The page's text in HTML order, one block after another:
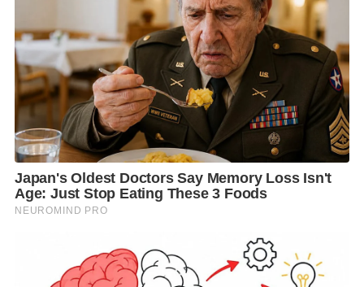
ให้ดี พยายามประชาสัมพันธ์ข่าวสารให้ทั่วถึง ทั้งตัวผู้ต้อง
ขังและญาติ และการนำตัวผู้ต้องขังไปยังศาลจะสามารถ
ใช้วิธีวีดีโอคอนเฟอเรนซ์ได้หรือไม่ และหากเรือนจำไหน
พิจารณาแล้วว่าจะเกิดการลุกลามให้พิจารณาล็อกดาวน์
ตัวเอง สิ่งที่เราห่วงคือเรื่องของคนในเรือนจำ โดยเฉพาะ
เจ้าหน้าที่ พยายามเช็คอย่างละเอียดและไปในพื้นที่สุ่ม
เสี่ยง ในเรือนจำต้องไม่มีโควิด” ว่าที่ ร.ต.ธนกฤตฯ กล่าว
ประชุม โดยระบุว่า หากพบเชื้อที่ไหนให้กำหนดจุด
บริเวณนั้น และวัดระยะห่างตีกรอบพื้นที่ และให้ทุกคน